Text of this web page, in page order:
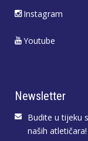
Instagram
Youtube
Newsletter
Budite u tijeku
naših atletičara!